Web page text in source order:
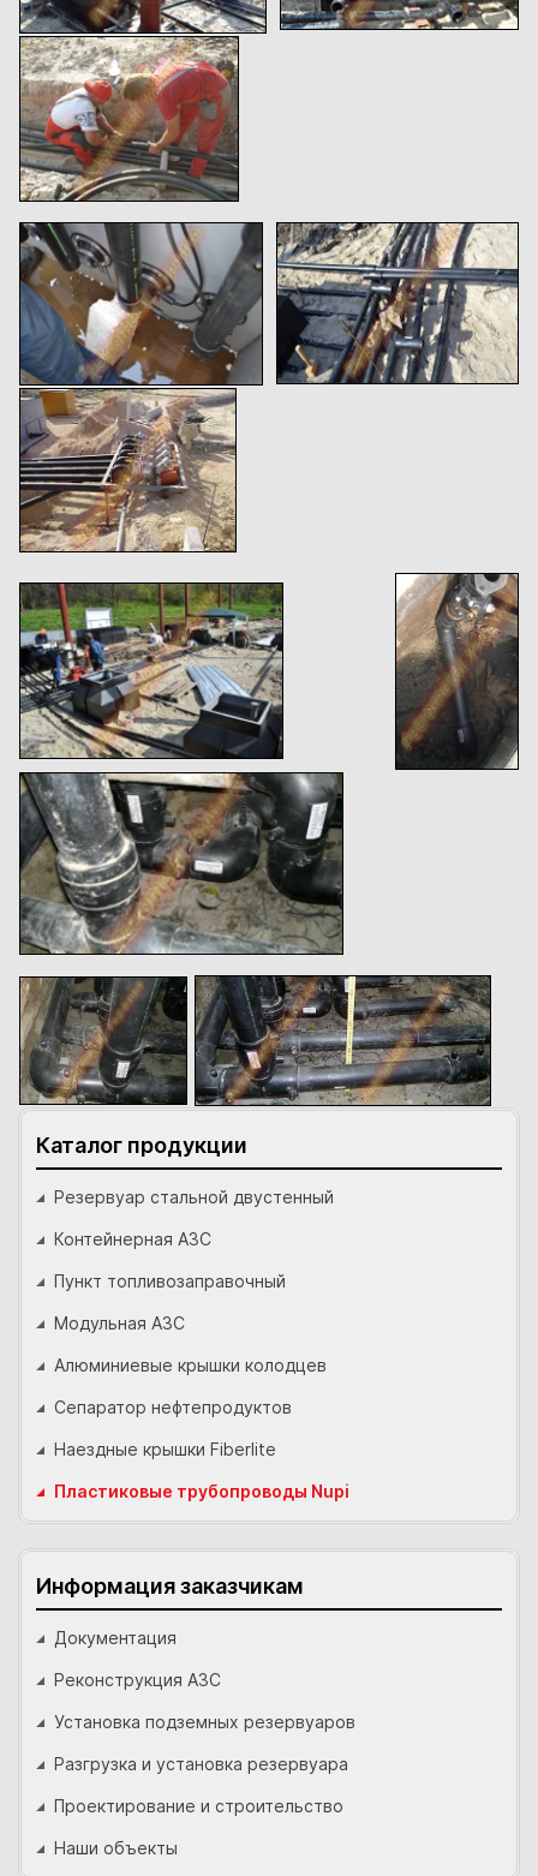
Каталог продукции
Резервуар стальной двустенный
Контейнерная АЗС
Пункт топливозаправочный
Модульная АЗС
Алюминиевые крышки колодцев
Сепаратор нефтепродуктов
Наездные крышки Fiberlite
Пластиковые трубопроводы Nupi
Информация заказчикам
Документация
Реконструкция АЗС
Установка подземных резервуаров
Разгрузка и установка резервуара
Проектирование и строительство
Наши объекты